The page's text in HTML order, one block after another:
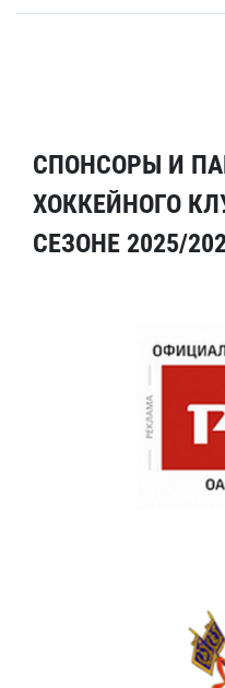
СПОНСОРЫ И
ХОККЕЙНОГО
СЕЗОНЕ 2025/